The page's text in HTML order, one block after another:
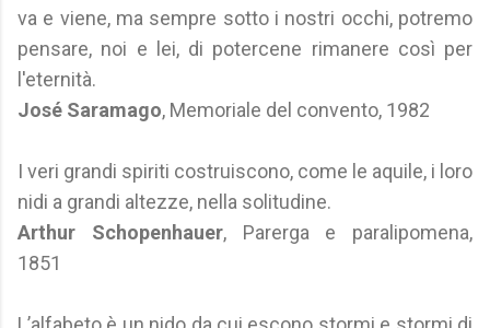
va e viene, ma sempre sotto i nostri occhi, potremo
pensare, noi e lei, di potercene rimanere così per
l'eternità.
José Saramago, Memoriale del convento, 1982
I veri grandi spiriti costruiscono, come le aquile, i loro
nidi a grandi altezze, nella solitudine.
Arthur Schopenhauer, Parerga e paralipomena,
1851